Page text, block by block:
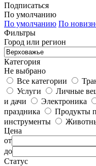
Подписаться
По умолчанию
По умолчанию По
Фильтры
Город или регион
Категория
Не выбрано
Все категории
Услуги
Личные
и дачи
Электроника
праздника
Продукты
инструменты
Цена
от
до
Статус